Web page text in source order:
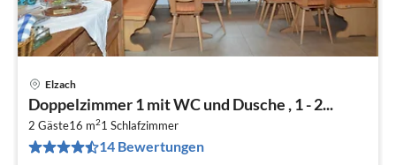
Elzach
Doppelzimmer 1 mit WC und Dusche , 1 - 2...
2 Gäste16 m21 Schlafzimmer
14 Bewertungen